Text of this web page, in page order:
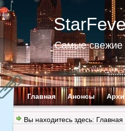
Самые свежие
Главная Анонсы
Вы находитесь здесь: Главная